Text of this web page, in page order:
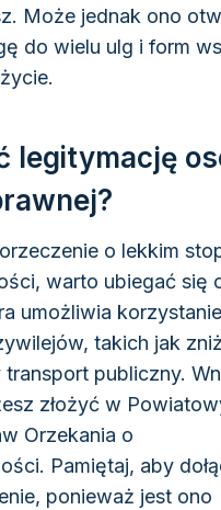
Może jednak ono
do wielu ulg i form
legitymację
o lekkim
warto ubiegać się
umożliwia
takich jak
publiczny.
złożyć w
Orzekania o
Pamiętaj, aby
ponieważ jest ono